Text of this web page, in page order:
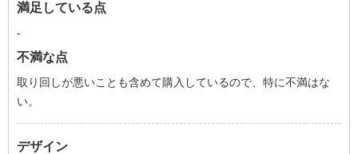
満足している点
-
不満な点
取り回しが悪いことも含めて購入しているので、特に不満はな
い。
デザイン